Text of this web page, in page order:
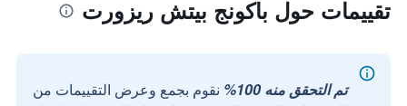
تقييمات حول باكونج بيتش ريزورت
تم التحقق منه 100%
نقوم بجمع وعرض التقييمات من